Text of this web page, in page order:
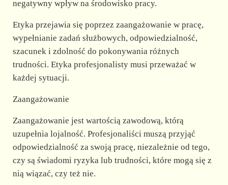
negatywny wpływ na środowisko pracy.
Etyka przejawia się poprzez zaangażowanie w pracę,
wypełnianie zadań służbowych, odpowiedzialność,
szacunek i zdolność do pokonywania różnych
trudności. Etyka profesjonalisty musi przeważać w
każdej sytuacji.
Zaangażowanie
Zaangażowanie jest wartością zawodową, którą
uzupełnia lojalność. Profesjonaliści muszą przyjąć
odpowiedzialność za swoją pracę, niezależnie od tego,
czy są świadomi ryzyka lub trudności, które mogą się z
nią wiązać, czy też nie.